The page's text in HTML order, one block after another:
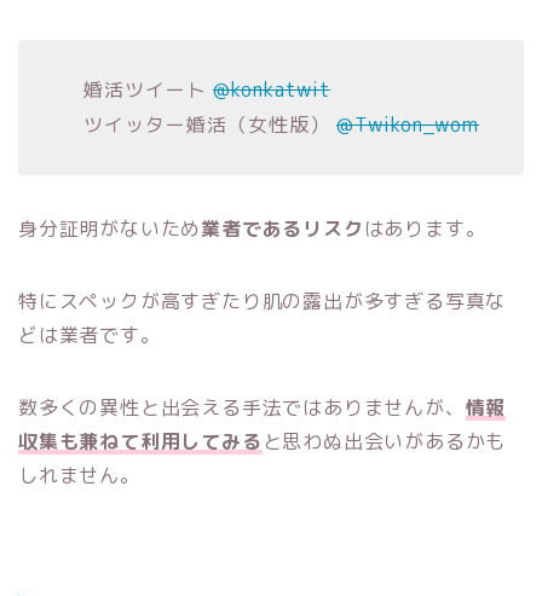
婚活ツイート @konkatwit
ツイッター婚活（女性版） @Twikon_wom
身分証明がないため業者であるリスク はあります。
特にスペックが高すぎたり肌の露出が多すぎる写真な
どは業者です。
数多くの異性と出会える手法ではありませんが、 情報
収集も兼ねて利用してみる と思わぬ出会いがあるかも
しれません。